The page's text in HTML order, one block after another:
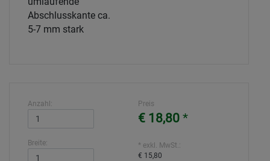
Abschlusskante ca.
5-7 mm stark
Anzahl:
Breite:
Preis
€ 18,80 *
* exkl. MwSt.:
€ 15,80